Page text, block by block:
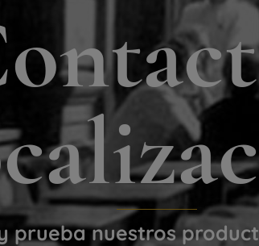
prueba nuestros